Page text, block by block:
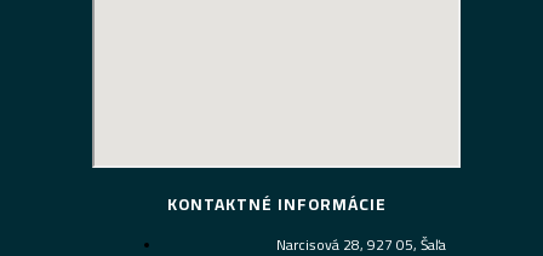
KONTAKTNÉ INFORMÁCIE
Narcisová 28, 927 05, Šaľa